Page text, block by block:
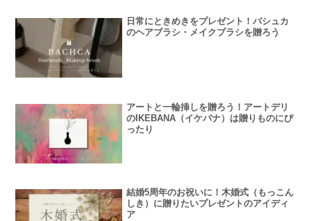
日常にときめきをプレゼント！バシュカ
のヘアブラシ・メイクブラシを贈ろう
アートと一輪挿しを贈ろう！アートデリ
のIKEBANA（イケバナ）は贈りものにぴ
ったり
結婚5周年のお祝いに！木婚式（もっこん
しき）に贈りたいプレゼントのアイディ
ア